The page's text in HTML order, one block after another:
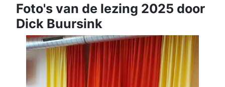
Foto's van de lezing 2025 door
Dick Buursink